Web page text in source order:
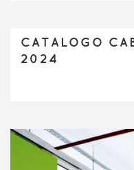
CATALOGO
2024